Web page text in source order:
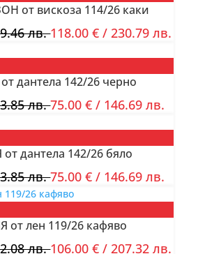
от вискоза 114/26 каки
лв.118.00€ / 230.79 лв.
дантела 142/26 черно
лв.75.00€ / 146.69 лв.
дантела 142/26 бяло
лв.75.00€ / 146.69 лв.
от лен 119/26 кафяво
лв.106.00€ / 207.32 лв.